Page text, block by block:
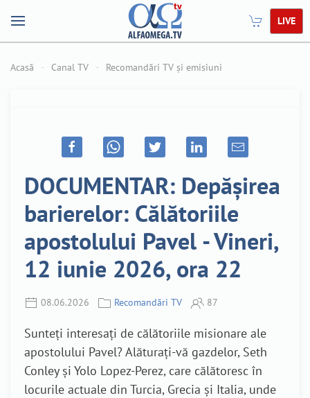
LIVE
Acasă Canal TV Recomandări TV și emisiuni
DOCUMENTAR: Depășirea
barierelor: Călătoriile
apostolului Pavel - Vineri,
12 iunie 2026, ora 22
08.06.2026 Recomandări TV 87
Sunteți interesați de călătoriile misionare ale
apostolului Pavel? Alăturați-vă gazdelor, Seth
Conley și Yolo Lopez-Perez, care călătoresc în
locurile actuale din Turcia, Grecia și Italia, unde